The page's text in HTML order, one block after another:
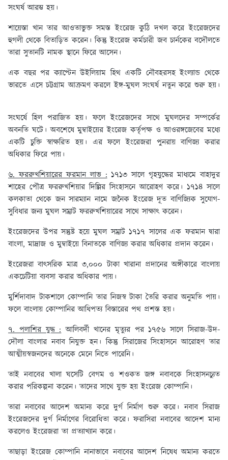
সংঘর্ষ আরম্ভ হয়।
শায়েস্তা খান তার আওতাভুক্ত সমস্ত ইংরেজ কুঠি দখল করে ইংরেজদের
হুগলী থেকে বিতাড়িত করেন। কিন্তু ইংরেজ কর্মচারী জব চার্নকের বদৌলতে
তারা সুতানটি নামক স্থানে ফিরে আসেন।
এক বছর পর ক্যাপ্টেন উইলিয়াম হিথ একটি নৌবহরসহ ইংল্যান্ড থেকে
ভারতে এসে চট্টগ্রাম আক্রমণ করলে ইঙ্গ-মুঘল সংঘর্ষ নতুন করে শুরু হয়।
সংঘর্ষে হিল পরাজিত হয়। ফলে ইংরেজদের সাথে মুঘলদের সম্পর্কের
অবনতি ঘটে। অবশেষে মুম্বাইয়ের ইংরেজ কর্তৃপক্ষ ও আওরঙ্গজেবের মধ্যে
একটি চুক্তি স্বাক্ষরিত হয়। এর ফলে ইংরেজরা পুনরায় বাণিজ্য করার
অধিকার ফিরে পায়।
৬. ফররুখশিয়ারের ফরমান লাভ :১৭১৩ সালে গৃহযুদ্ধের মাধ্যমে বাহাদুর
শাহের পৌত্র ফররুখশিয়ার দিল্লির সিংহাসনে আরোহণ করে। ১৭১৪ সালে
কলকাতা থেকে জন সারম্যান নামে জনৈক ইংরেজ দূত বাণিজ্যিক সুযোগ-
সুবিধার জন্য মুঘল সম্রাট ফররুখশিয়ারের সাথে সাক্ষাৎ করেন।
ইংরেজদের উপর সন্তুষ্ট হয়ে মুঘল সম্রাট ১৭১৭ সালের এক ফরমান দ্বারা
বাংলা, মাদ্রাজ ও মুম্বাইয়ে বিনাতকে বাণিজ্য করার অধিকার প্রদান করেন।
ইংরেজরা বাৎসরিক মাত্র ৩,০০০ টাকা খারানা প্রদানের অঙ্গীকারে বাংলায়
একচেটিয়া ব্যবসা করার অধিকার পায়।
মুর্শিদাবাদ টাকশালে কোম্পানি তার নিজস্ব টাকা তৈরি করার অনুমতি পায়।
ফলে বাংলায় কোম্পানির আধিপত্য বিস্তারের পথ প্রশস্ত হয়।
৭. পলাশির যুদ্ধ :আলিবর্দী খানের মৃত্যুর পর ১৭৫৬ সালে সিরাজ-উদ-
দৌলা বাংলার নবাব নিযুক্ত হন। কিন্তু সিরাজের সিংহাসনে আরোহণ তার
আত্মীয়স্বজনদের অনেকে মেনে নিতে পারেনি।
তাই নবাবের খালা ঘসেটি বেগম ও শওকত জঙ্গ নবাবকে সিংহাসনচ্যুত
করার পরিকল্পনা করেন। তাদের সাথে যুক্ত হয় ইংরেজ কোম্পানি।
তারা নবাবের আদেশ অমান্য করে দুর্গ নির্মাণ শুরু করে। নবাব সিরাজ
ইংরেজদের দুর্গ নির্মাণের বিরোধিতা করে। ফরাসিরা নবাবের আদেশ মান্য
করলেও ইংরেজরা তা প্রত্যাখ্যান করে।
তাছাড়া ইংরেজ কোম্পানি নানাভাবে নবাবের আদেশ নিষেধ অমান্য করতে